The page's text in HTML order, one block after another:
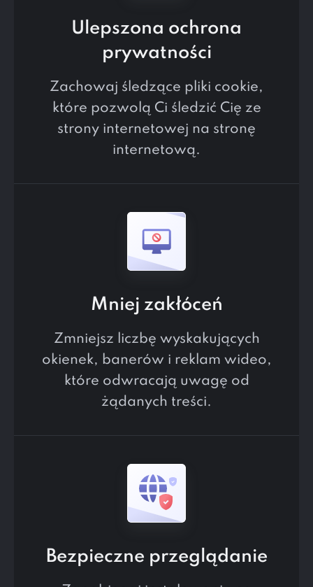
Ulepszona ochrona
prywatności
Zachowaj śledzące pliki cookie,
które pozwolą Ci śledzić Cię ze
strony internetowej na stronę
internetową.
Mniej zakłóceń
Zmniejsz liczbę wyskakujących
okienek, banerów i reklam wideo,
które odwracają uwagę od
żądanych treści.
Bezpieczne przeglądanie